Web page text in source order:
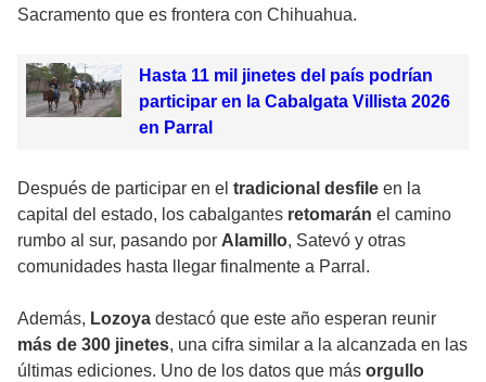
Sacramento que es frontera con Chihuahua.
Hasta 11 mil jinetes del país podrían
participar en la Cabalgata Villista 2026
en Parral
Después de participar en el tradicional desfile en la
capital del estado, los cabalgantes retomarán el camino
rumbo al sur, pasando por Alamillo, Satevó y otras
comunidades hasta llegar finalmente a Parral.
Además, Lozoya destacó que este año esperan reunir
más de 300 jinetes, una cifra similar a la alcanzada en las
últimas ediciones. Uno de los datos que más orgullo